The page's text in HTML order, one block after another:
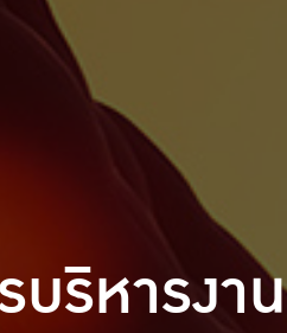
บริหารงาน